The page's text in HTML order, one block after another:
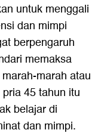
untuk menggali
dan mimpi
berpengaruh
memaksa
marah atau
45 tahun itu
belajar di
dan mimpi.